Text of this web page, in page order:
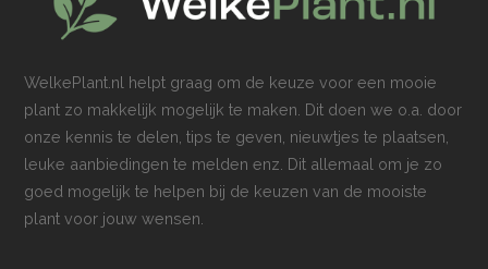
WelkePlant.nl helpt graag om de keuze voor een mooie
plant zo makkelijk mogelijk te maken. Dit doen we o.a. door
onze kennis te delen, tips te geven, nieuwtjes te plaatsen,
leuke aanbiedingen te melden enz. Dit allemaal om je zo
goed mogelijk te helpen bij de keuzen van de mooiste
plant voor jouw wensen.